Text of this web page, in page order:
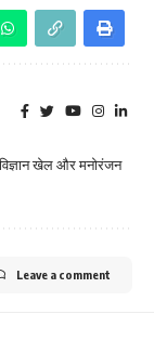
खेल और मनोरंजन
Leave a comment